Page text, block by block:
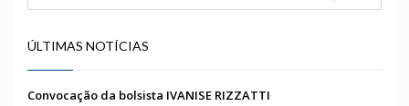
ÚLTIMAS NOTÍCIAS
Convocação da bolsista IVANISE RIZZATTI